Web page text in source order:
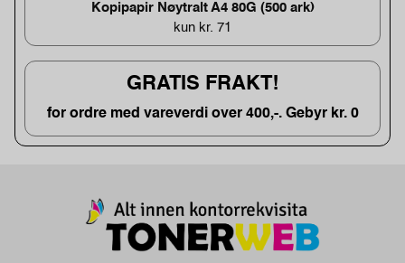
Kopipapir Nøytralt A4 80G (500 ark)
kun kr. 71
GRATIS FRAKT!
for ordre med vareverdi over 400,-. Gebyr kr. 0